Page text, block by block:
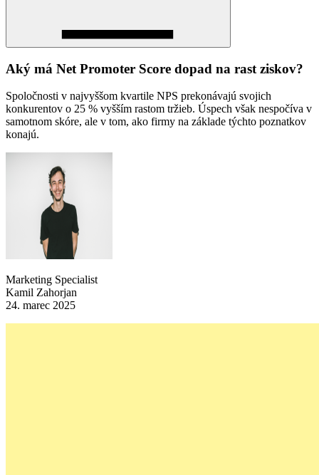
Aký má Net Promoter Score dopad na rast ziskov?
Spoločnosti v najvyššom kvartile NPS prekonávajú svojich
konkurentov o 25 % vyšším rastom tržieb. Úspech však nespočíva v
samotnom skóre, ale v tom, ako firmy na základe týchto poznatkov
konajú.
Marketing Specialist
Kamil Zahorjan
24. marec 2025